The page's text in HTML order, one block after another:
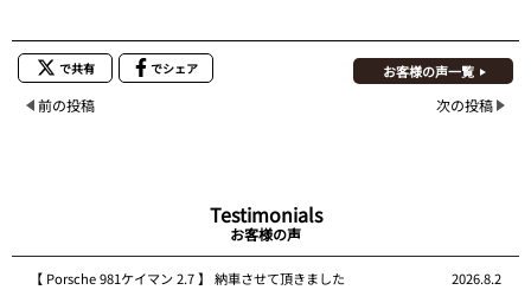
で共有 でシェア お客様の声一覧
前の投稿 次の投稿
Testimonials
お客様の声
【 Porsche 981ケイマン 2.7 】 納車させて頂きました 2026.8.2